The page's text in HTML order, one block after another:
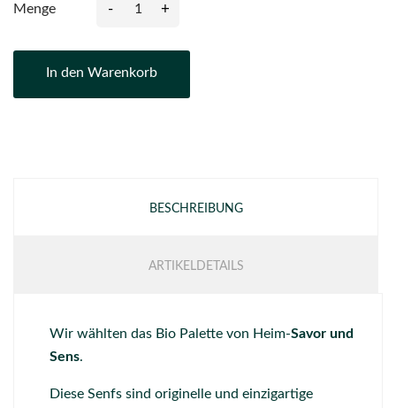
Menge - +
In den Warenkorb
BESCHREIBUNG
ARTIKELDETAILS
Wir wählten das Bio Palette von Heim-Savor und
Sens.
Diese Senfs sind originelle und einzigartige